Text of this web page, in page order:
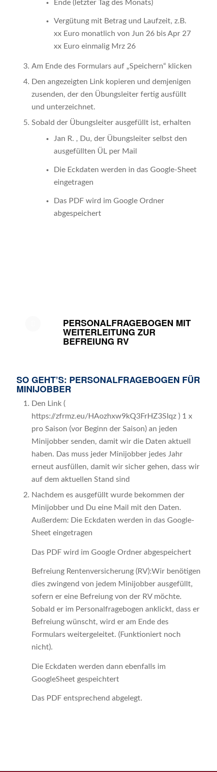
Ende (letzter Tag des Monats)
Vergütung mit Betrag und Laufzeit, z.B.
xx Euro monatlich von Jun 26 bis Apr 27
xx Euro einmalig Mrz 26
Am Ende des Formulars auf „Speichern“ klicken
Den angezeigten Link kopieren und demjenigen
zusenden, der den Übungsleiter fertig ausfüllt
und unterzeichnet.
Sobald der Übungsleiter ausgefüllt ist, erhalten
Jan R. , Du, der Übungsleiter selbst den
ausgefüllten ÜL per Mail
Die Eckdaten werden in das Google-Sheet
eingetragen
Das PDF wird im Google Ordner
abgespeichert
PERSONALFRAGEBOGEN MIT
WEITERLEITUNG ZUR
BEFREIUNG RV
SO GEHT’S: PERSONALFRAGEBOGEN FÜR
MINIJOBBER
Den Link (
https://zfrmz.eu/HAozhxw9kQ3FrHZ3SIqz ) 1 x
pro Saison (vor Beginn der Saison) an jeden
Minijobber senden, damit wir die Daten aktuell
haben. Das muss jeder Minijobber jedes Jahr
erneut ausfüllen, damit wir sicher gehen, dass wir
auf dem aktuellen Stand sind
Nachdem es ausgefüllt wurde bekommen der
Minijobber und Du eine Mail mit den Daten.
Außerdem: Die Eckdaten werden in das Google-
Sheet eingetragen
Das PDF wird im Google Ordner abgespeichert
Befreiung Rentenversicherung (RV):Wir benötigen
dies zwingend von jedem Minijobber ausgefüllt,
sofern er eine Befreiung von der RV möchte.
Sobald er im Personalfragebogen anklickt, dass er
Befreiung wünscht, wird er am Ende des
Formulars weitergeleitet. (Funktioniert noch
nicht).
Die Eckdaten werden dann ebenfalls im
GoogleSheet gespeichtert
Das PDF entsprechend abgelegt.